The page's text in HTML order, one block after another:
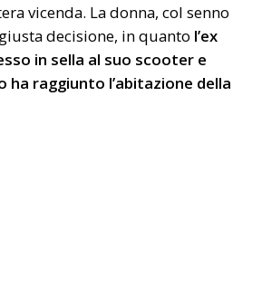
vicenda. La donna, col senno
decisione, in quanto l’ex
in sella al suo scooter e
raggiunto l’abitazione della